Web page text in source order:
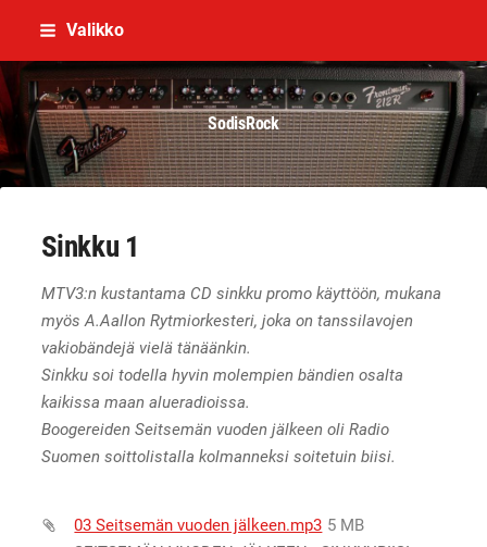
Siirry
sisältöön
Valikko
SodisRock
Sinkku 1
MTV3:n kustantama CD sinkku promo käyttöön, mukana
myös A.Aallon Rytmiorkesteri, joka on tanssilavojen
vakiobändejä vielä tänäänkin.
Sinkku soi todella hyvin molempien bändien osalta
kaikissa maan alueradioissa.
Boogereiden Seitsemän vuoden jälkeen oli Radio
Suomen soittolistalla kolmanneksi soitetuin biisi.
03 Seitsemän vuoden jälkeen.mp3 5 MB